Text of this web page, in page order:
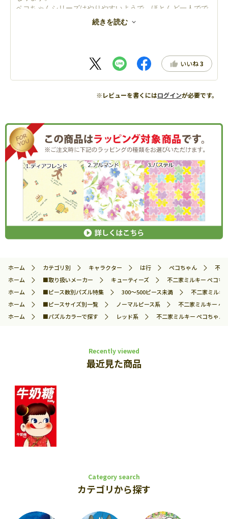
ペコちゃんシリーズはやりやすいようで、ほとんど一人でで
きて、とても嬉しそうです。続きを読む
いいね3
※レビューを書くにはログインが必要です。
ホーム カテゴリ別 キャラクター は行 ペコちゃん
不
ホーム
■取り扱いメーカー キューティーズ
不二家ミルキー ペコ
ホーム
■ピース数別パズル特集 300～500ピース未満
不二家ミル
ホーム
■ピースサイズ別一覧 ノーマルピース系
不二家ミルキー
ホーム
■パズルカラーで探す レッド系 不二家ミルキー ペコちゃ
Recently viewed
最近見た商品
Category search
カテゴリから探す